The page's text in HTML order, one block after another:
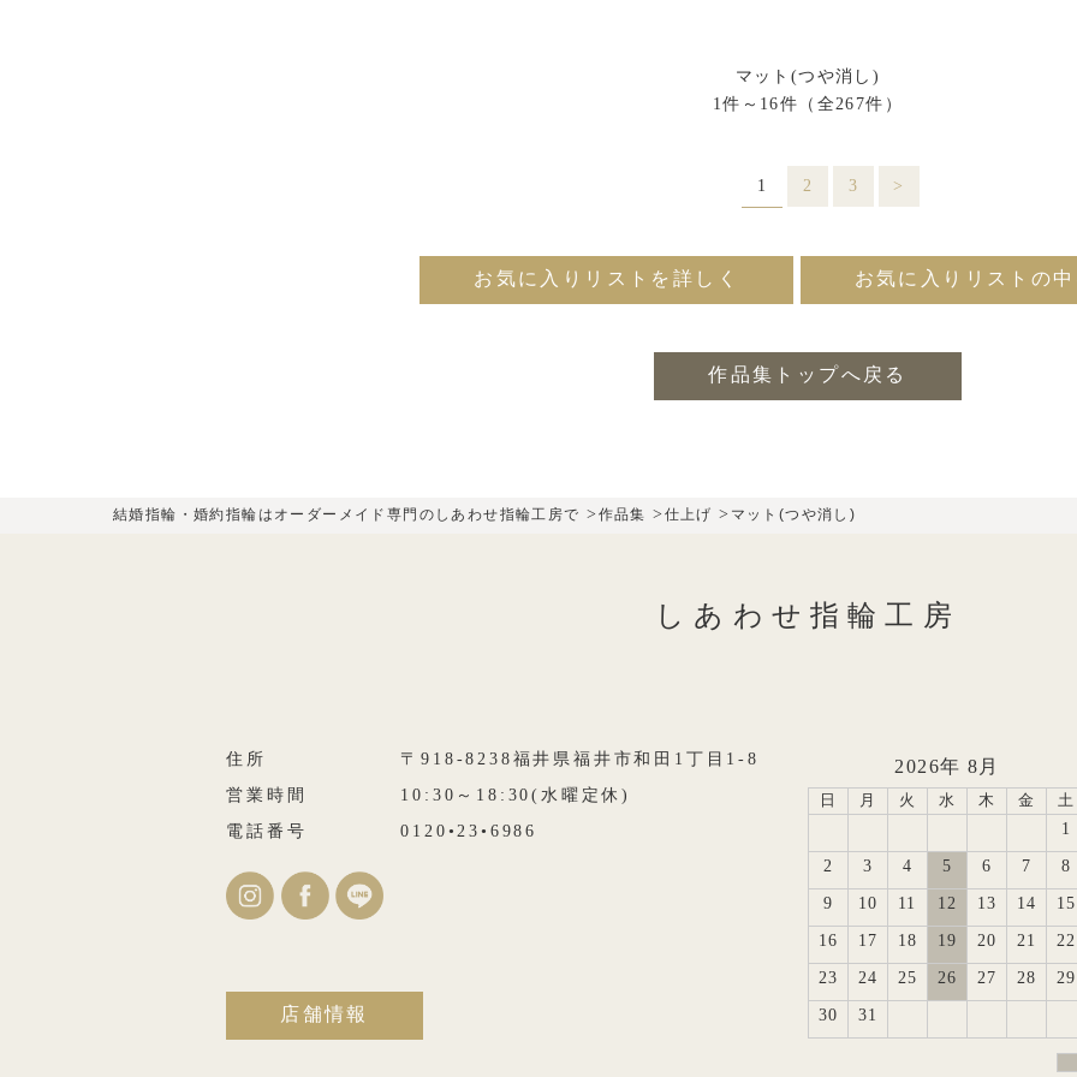
マット(つや消し)
1件～16件（全267件）
1 2 3 >
お気に入りリストを詳しく お気に入りリストの
作品集トップへ戻る
結婚指輪・婚約指輪はオーダーメイド専門のしあわせ指輪工房で > 作品集 > 仕上げ > マット(つや消し)
しあわせ指輪工房
住所
〒918-8238福井県福井市和田1丁目1-8
営業時間
10:30～18:30(水曜定休)
電話番号
0120•23•6986
店舗情報
2026年 8月
日 月 火 水 木 金 土
1
2 3 4 5 6 7 8
9 10 11 12 13 14 15
16 17 18 19 20 21 22
23 24 25 26 27 28 29
30 31